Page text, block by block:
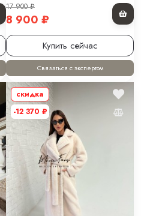
17 900₽
8 900 ₽
Купить сейчас
Связаться с экспертом
скидка
-12 370 ₽